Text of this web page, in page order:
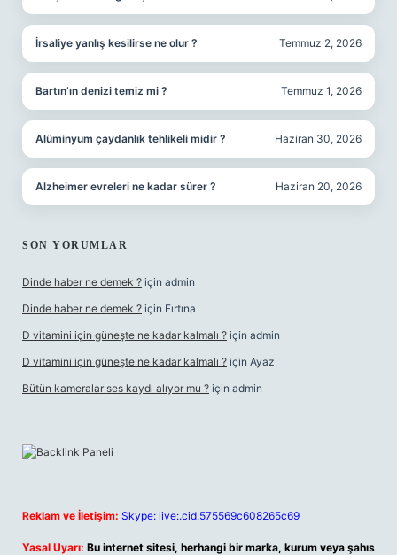
İrsaliye yanlış kesilirse ne olur ? Temmuz 2, 2026
Bartın’ın denizi temiz mi ? Temmuz 1, 2026
Alüminyum çaydanlık tehlikeli midir ? Haziran 30, 2026
Alzheimer evreleri ne kadar sürer ? Haziran 20, 2026
SON YORUMLAR
Dinde haber ne demek ? için admin
Dinde haber ne demek ? için Fırtına
D vitamini için güneşte ne kadar kalmalı ? için admin
D vitamini için güneşte ne kadar kalmalı ? için Ayaz
Bütün kameralar ses kaydı alıyor mu ? için admin
Reklam ve İletişim: Skype: live:.cid.575569c608265c69
Yasal Uyarı: Bu internet sitesi, herhangi bir marka, kurum veya şahıs